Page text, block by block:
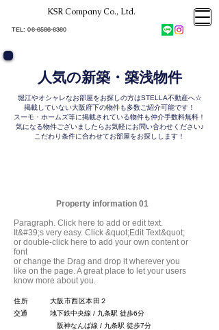
KSR Company Co., Ltd.​
​TEL:06-6586-6360
人気の新築・築浅物件
堀江やオシャレなお部屋をお探しの方はSTELLA不動産へ☆
掲載していない大阪府下の物件も多数ご紹介可能です！
スーモ・ホームズ等に掲載されている物件も仲介手数料無料！
気になる物件ございましたらお気軽にお問い合わせください♪
こだわり条件に合わせてお部屋をお探しします！
Property information 01
Paragraph. Click here to add or edit text.
It&#39;s very easy. Click &quot;Edit Text&quot;
or double-click here to add your own content or
font
or change the Drag and drop it wherever you
like on the page. A great place to let your users
know more about you.
​住所 大阪市西区本田２
交通 地下鉄中央線 / 九条駅 徒歩6分
阪神なんば線 / 九条駅 徒歩7分